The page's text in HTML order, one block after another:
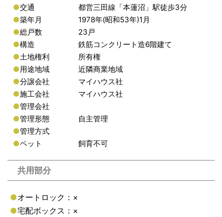
●交通
都営三田線「本蓮沼」駅徒歩3分
●築年月
1978年(昭和53年)1月
●総戸数
23戸
●構造
鉄筋コンクリート造6階建て
●土地権利
所有権
●用途地域
近隣商業地域
●分譲会社
マイハウス社
●施工会社
マイハウス社
●管理会社
●管理形態
自主管理
●管理方式
●ペット 飼育不可
共用部分
●オートロック：×
●宅配ボックス：×